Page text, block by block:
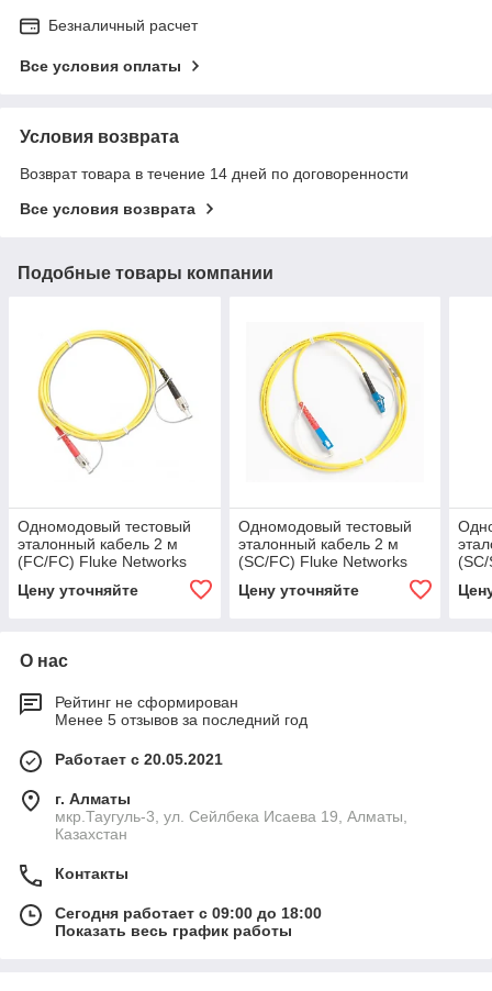
Безналичный расчет
Все условия оплаты
Условия возврата
Возврат товара в течение 14 дней по договоренности
Все условия возврата
Подобные товары компании
Одномодовый тестовый
эталонный кабель 2 м
(FC/FC) Fluke Networks
Цену уточняйте
Одномодовый тестовый
эталонный кабель 2 м
(SC/FC) Fluke Networks
Цену уточняйте
О нас
Рейтинг не сформирован
Менее 5 отзывов за последний год
Работает с 20.05.2021
г. Алматы
мкр.Таугуль-3, ул. Сейлбека Исаева 19, Алматы,
Казахстан
Контакты
Сегодня работает с 09:00 до 18:00
Показать весь график работы